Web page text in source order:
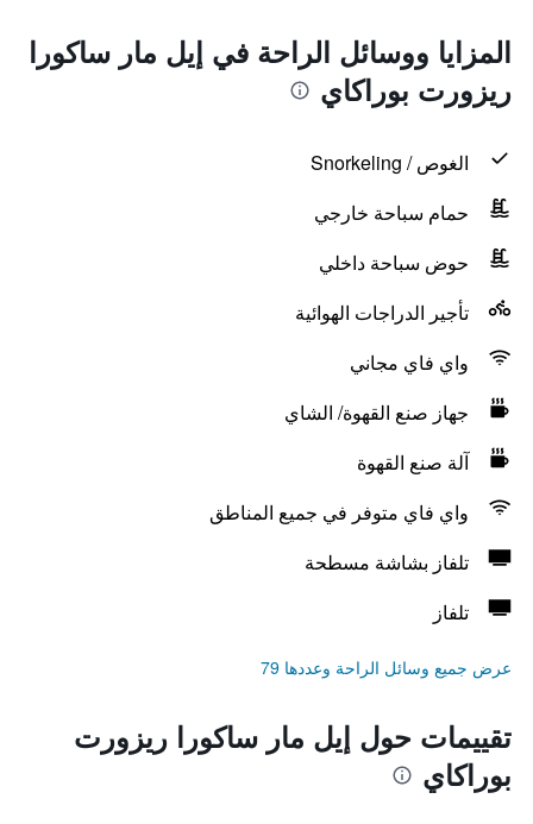
المزايا ووسائل الراحة في إيل مار ساكورا
ريزورت بوراكاي
الغوص / Snorkeling
حمام سباحة خارجي
حوض سباحة داخلي
تأجير الدراجات الهوائية
واي فاي مجاني
جهاز صنع القهوة/ الشاي
آلة صنع القهوة
واي فاي متوفر في جميع المناطق
تلفاز بشاشة مسطحة
تلفاز
عرض جميع وسائل الراحة وعددها 79
تقييمات حول إيل مار ساكورا ريزورت
بوراكاي